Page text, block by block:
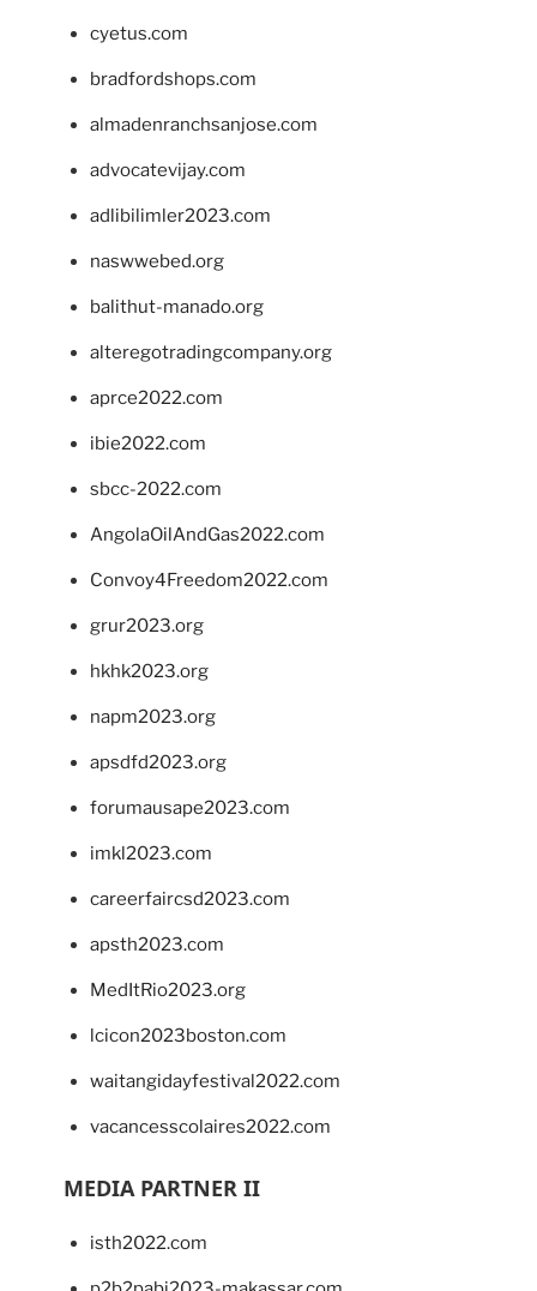
cyetus.com
bradfordshops.com
almadenranchsanjose.com
advocatevijay.com
adlibilimler2023.com
naswwebed.org
balithut-manado.org
alteregotradingcompany.org
aprce2022.com
ibie2022.com
sbcc-2022.com
AngolaOilAndGas2022.com
Convoy4Freedom2022.com
grur2023.org
hkhk2023.org
napm2023.org
apsdfd2023.org
forumausape2023.com
imkl2023.com
careerfaircsd2023.com
apsth2023.com
MedItRio2023.org
lcicon2023boston.com
waitangidayfestival2022.com
vacancesscolaires2022.com
MEDIA PARTNER II
isth2022.com